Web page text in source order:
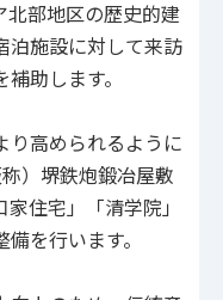
北部地区の歴史的建
泊施設に対して来訪
助します。
高められるように
）堺鉄炮鍛冶屋敷
住宅」「清学院」
を行います。